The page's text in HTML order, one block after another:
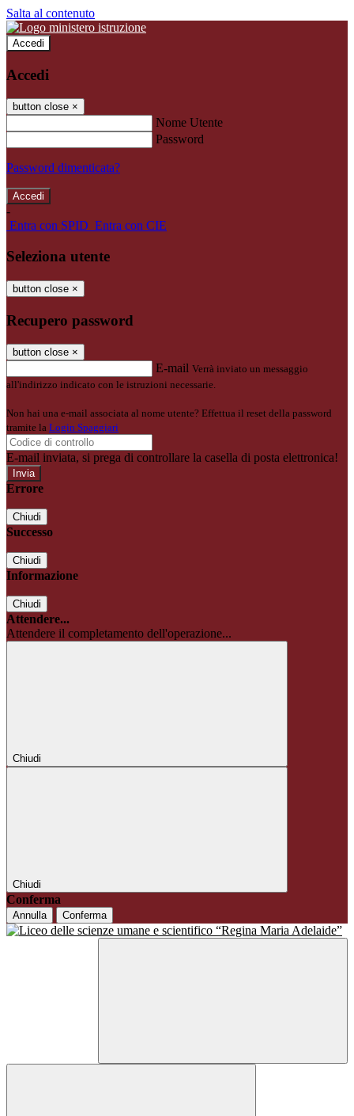
Salta al contenuto
Accedi
Accedi
button close ×
Nome Utente
Password
Password dimenticata?
-
Entra con SPID Entra con CIE
Seleziona utente
button close ×
Recupero password
button close ×
E-mail Verrà inviato un messaggio
all'indirizzo indicato con le istruzioni necessarie.
Non hai una e-mail associata al nome utente? Effettua il reset della password
tramite la Login Spaggiari
E-mail inviata, si prega di controllare la casella di posta elettronica!
Errore
Chiudi
Successo
Chiudi
Informazione
Chiudi
Attendere...
Attendere il completamento dell'operazione...
Chiudi
Chiudi
Conferma
Annulla Conferma